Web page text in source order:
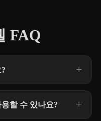
FAQ
할 수 있나요?